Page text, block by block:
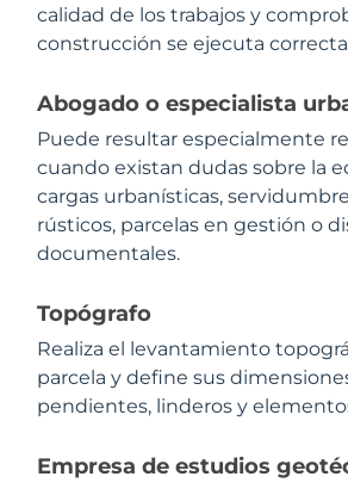
calidad de los trabajos y
construcción se ejecuta
Abogado o especialista
Puede resultar especialmente
cuando existan dudas sobre la
cargas urbanísticas,
rústicos, parcelas en gestión o
documentales.
Topógrafo
Realiza el levantamiento
parcela y define sus
pendientes, linderos y
Empresa de estudios